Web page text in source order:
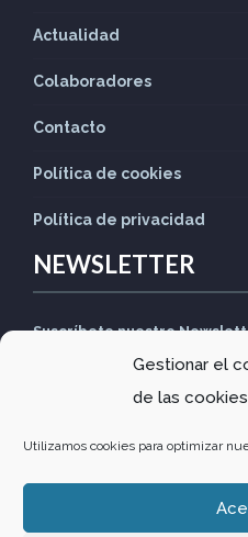
Gestionar el
de las cookies
Utilizamos cookies para optimizar
Actualidad
Colaboradores
Contacto
Política de cookies
Política de privacidad
NEWSLETTER
Suscríbete nuestro